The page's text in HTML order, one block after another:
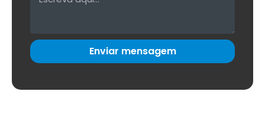
Enviar mensagem